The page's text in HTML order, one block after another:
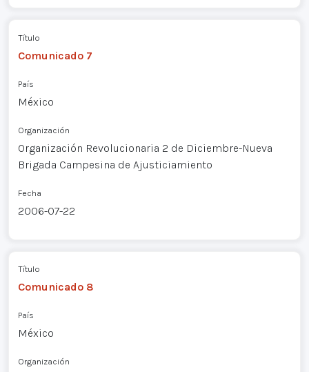
Título
Comunicado 7
País
México
Organización
Organización Revolucionaria 2 de Diciembre-Nueva
Brigada Campesina de Ajusticiamiento
Fecha
2006-07-22
Título
Comunicado 8
País
México
Organización